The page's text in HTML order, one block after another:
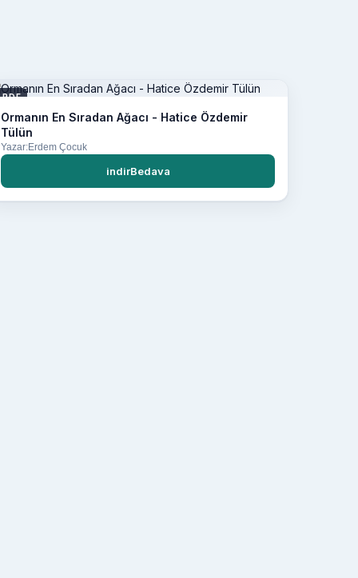
PDF
Ormanın En Sıradan Ağacı - Hatice Özdemir
Tülün
Yazar:Erdem Çocuk
indirBedava